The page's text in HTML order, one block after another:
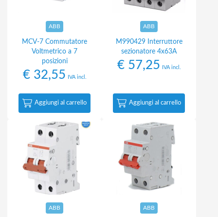
ABB
MCV-7 Commutatore
Voltmetrico a 7
posizioni
€32,55 IVA incl.
Aggiungi al carrello
ABB
M990429 Interruttore
sezionatore 4x63A
€57,25 IVA incl.
Aggiungi al carrello
ABB ABB